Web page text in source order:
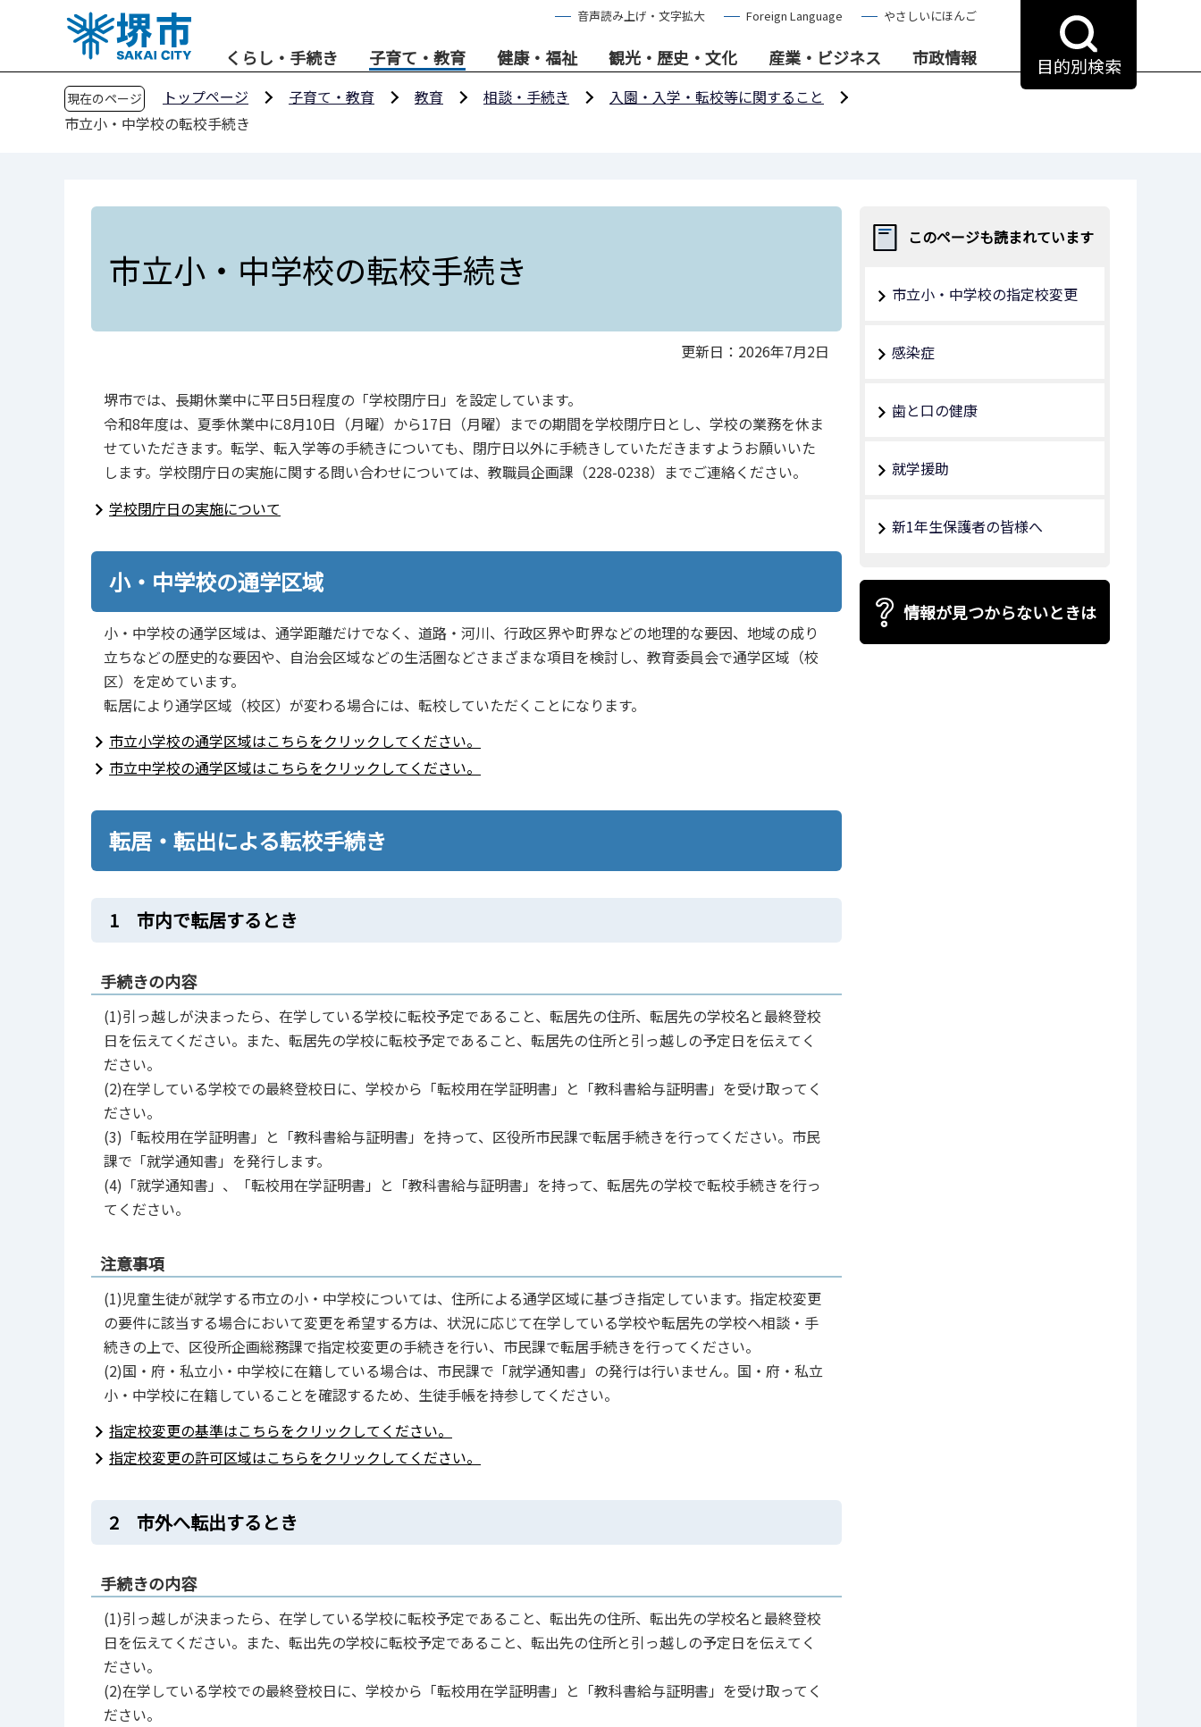
音声読み上げ・文字拡大 Foreign Language やさしいにほんご
くらし・手続き 子育て・教育 健康・福祉 観光・歴史・文化 産業・ビジネス 市政情報 目的別検索
現在のページ トップページ 子育て・教育 教育 相談・手続き
入園・入学・転校等に関すること
市立小・中学校の転校手続き
市立小・中学校の転校手続き
更新日：2026年7月2日
堺市では、長期休業中に平日5日程度の「学校閉庁日」を設定しています。
令和8年度は、夏季休業中に8月10日（月曜）から17日（月曜）までの期間を学校閉庁日とし、学校の業務を休ま
せていただきます。転学、転入学等の手続きについても、閉庁日以外に手続きしていただきますようお願いいた
します。学校閉庁日の実施に関する問い合わせについては、教職員企画課（228-0238）までご連絡ください。
学校閉庁日の実施について
小・中学校の通学区域
小・中学校の通学区域は、通学距離だけでなく、道路・河川、行政区界や町界などの地理的な要因、地域の成り
立ちなどの歴史的な要因や、自治会区域などの生活圏などさまざまな項目を検討し、教育委員会で通学区域（校
区）を定めています。
転居により通学区域（校区）が変わる場合には、転校していただくことになります。
市立小学校の通学区域はこちらをクリックしてください。
市立中学校の通学区域はこちらをクリックしてください。
転居・転出による転校手続き
1 市内で転居するとき
手続きの内容
(1)引っ越しが決まったら、在学している学校に転校予定であること、転居先の住所、転居先の学校名と最終登校
日を伝えてください。また、転居先の学校に転校予定であること、転居先の住所と引っ越しの予定日を伝えてく
ださい。
(2)在学している学校での最終登校日に、学校から「転校用在学証明書」と「教科書給与証明書」を受け取ってく
ださい。
(3)「転校用在学証明書」と「教科書給与証明書」を持って、区役所市民課で転居手続きを行ってください。市民
課で「就学通知書」を発行します。
(4)「就学通知書」、「転校用在学証明書」と「教科書給与証明書」を持って、転居先の学校で転校手続きを行っ
てください。
注意事項
(1)児童生徒が就学する市立の小・中学校については、住所による通学区域に基づき指定しています。指定校変更
の要件に該当する場合において変更を希望する方は、状況に応じて在学している学校や転居先の学校へ相談・手
続きの上で、区役所企画総務課で指定校変更の手続きを行い、市民課で転居手続きを行ってください。
(2)国・府・私立小・中学校に在籍している場合は、市民課で「就学通知書」の発行は行いません。国・府・私立
小・中学校に在籍していることを確認するため、生徒手帳を持参してください。
指定校変更の基準はこちらをクリックしてください。
指定校変更の許可区域はこちらをクリックしてください。
2 市外へ転出するとき
手続きの内容
(1)引っ越しが決まったら、在学している学校に転校予定であること、転出先の住所、転出先の学校名と最終登校
日を伝えてください。また、転出先の学校に転校予定であること、転出先の住所と引っ越しの予定日を伝えてく
ださい。
(2)在学している学校での最終登校日に、学校から「転校用在学証明書」と「教科書給与証明書」を受け取ってく
ださい。
このページも読まれています
市立小・中学校の指定校変更
感染症
歯と口の健康
就学援助
新1年生保護者の皆様へ
情報が見つからないときは